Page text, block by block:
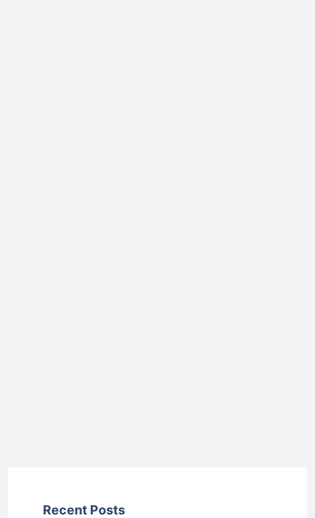
Recent Posts